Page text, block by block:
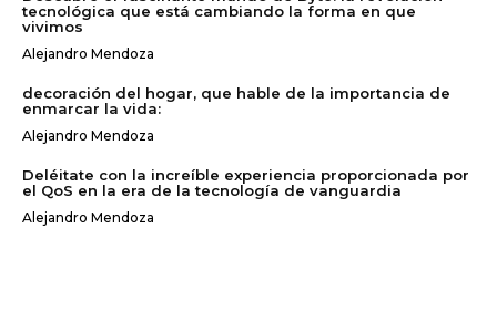
tecnológica que está cambiando la forma en que
vivimos
Alejandro Mendoza
decoración del hogar, que hable de la importancia de
enmarcar la vida:
Alejandro Mendoza
Deléitate con la increíble experiencia proporcionada por
el QoS en la era de la tecnología de vanguardia
Alejandro Mendoza